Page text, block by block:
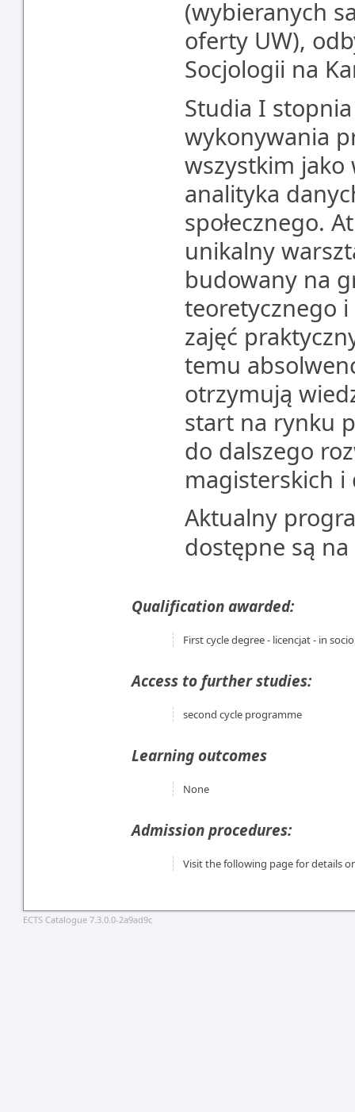
(wybieranych
oferty UW),
Socjologii na
Studia I
wykonywania
wszystkim jako
analityka
społecznego.
unikalny
budowany na
teoretycznego
zajęć
temu
otrzymują
start na rynku
do dalszego
magisterskich
Aktualny
dostępne są
Qualification awarded:
First cycle degree - licencjat - in
Access to further studies:
second cycle programme
Learning outcomes
None
Admission procedures:
Visit the following page for details
ECTS Catalogue 7.3.0.0-2a9ad9c